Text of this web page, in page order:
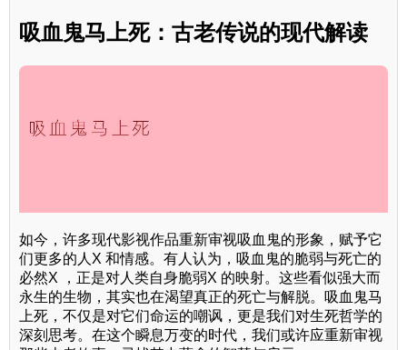
吸血鬼马上死：古老传说的现代解读
如今，许多现代影视作品重新审视吸血鬼的形象，赋予它
们更多的人X 和情感。有人认为，吸血鬼的脆弱与死亡的
必然X ，正是对人类自身脆弱X 的映射。这些看似强大而
永生的生物，其实也在渴望真正的死亡与解脱。吸血鬼马
上死，不仅是对它们命运的嘲讽，更是我们对生死哲学的
深刻思考。在这个瞬息万变的时代，我们或许应重新审视